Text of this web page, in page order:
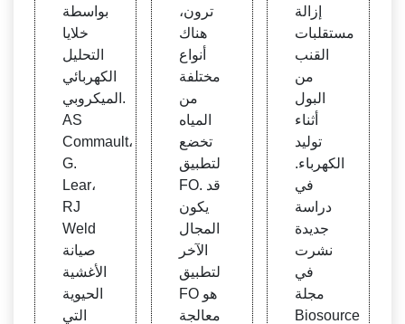
بواسطة
خلايا
التحليل
الكهربائي
الميكروبي.
AS
Commault،
G.
Lear،
RJ
Weld
صيانة
الأغشية
الحيوية
التي
ترون،
هناك
أنواع
مختلفة
من
المياه
تخضع
لتطبيق
FO. قد
يكون
المجال
الآخر
لتطبيق
FO هو
معالجة
إزالة
مستقلبات
القنب
من
البول
أثناء
توليد
الكهرباء.
في
دراسة
جديدة
نشرت
في
مجلة
Biosource